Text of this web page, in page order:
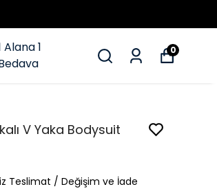
Alana 1
0
V Yaka Bodysuit
Teslimat / Değişim ve İade